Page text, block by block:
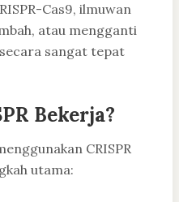
Cas9, ilmuwan
atau mengganti
sangat tepat
Bekerja?
CRISPR
utama: